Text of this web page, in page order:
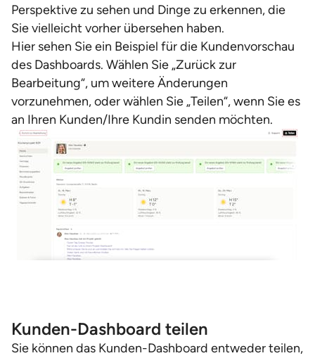
Perspektive zu sehen und Dinge zu erkennen, die
Sie vielleicht vorher übersehen haben.
Hier sehen Sie ein Beispiel für die Kundenvorschau
des Dashboards. Wählen Sie „Zurück zur
Bearbeitung“, um weitere Änderungen
vorzunehmen, oder wählen Sie „Teilen“, wenn Sie es
an Ihren Kunden/Ihre Kundin senden möchten.
Kunden-Dashboard teilen
Sie können das Kunden-Dashboard entweder teilen,